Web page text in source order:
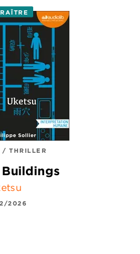
/ THRILLER
2026